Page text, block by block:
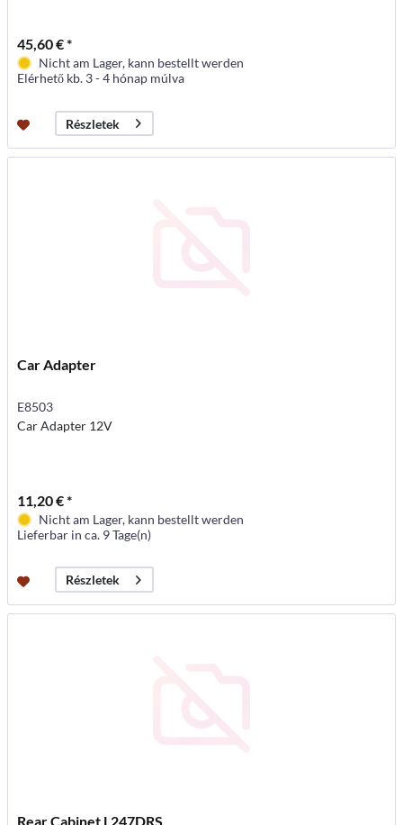
45,60 € *
Nicht am Lager, kann bestellt werden
Elérhető kb. 3 - 4 hónap múlva
Részletek
Car Adapter
E8503
Car Adapter 12V
11,20 € *
Nicht am Lager, kann bestellt werden
Lieferbar in ca. 9 Tage(n)
Részletek
Rear Cabinet L247DRS